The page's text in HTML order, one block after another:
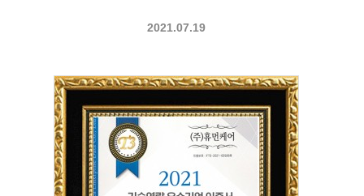
2021.07.19